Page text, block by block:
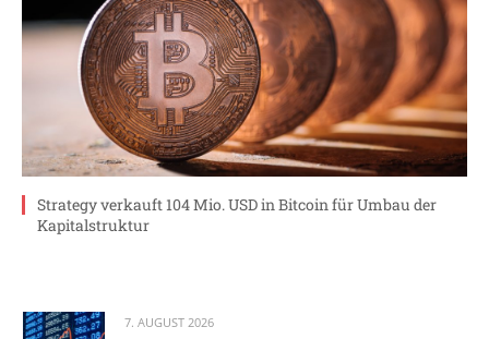
Strategy verkauft 104 Mio. USD in Bitcoin für Umbau der
Kapitalstruktur
7. AUGUST 2026